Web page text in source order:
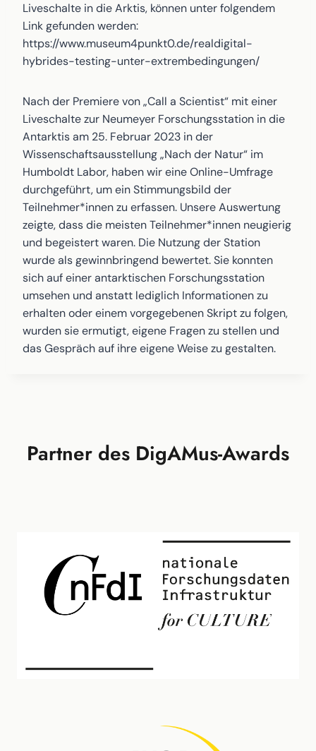
Liveschalte in die Arktis, können unter folgendem
Link gefunden werden:
https://www.museum4punkt0.de/realdigital-
hybrides-testing-unter-extrembedingungen/
Nach der Premiere von „Call a Scientist“ mit einer
Liveschalte zur Neumeyer Forschungsstation in die
Antarktis am 25. Februar 2023 in der
Wissenschaftsausstellung „Nach der Natur“ im
Humboldt Labor, haben wir eine Online-Umfrage
durchgeführt, um ein Stimmungsbild der
Teilnehmer*innen zu erfassen. Unsere Auswertung
zeigte, dass die meisten Teilnehmer*innen neugierig
und begeistert waren. Die Nutzung der Station
wurde als gewinnbringend bewertet. Sie konnten
sich auf einer antarktischen Forschungsstation
umsehen und anstatt lediglich Informationen zu
erhalten oder einem vorgegebenen Skript zu folgen,
wurden sie ermutigt, eigene Fragen zu stellen und
das Gespräch auf ihre eigene Weise zu gestalten.
Partner des DigAMus-Awards